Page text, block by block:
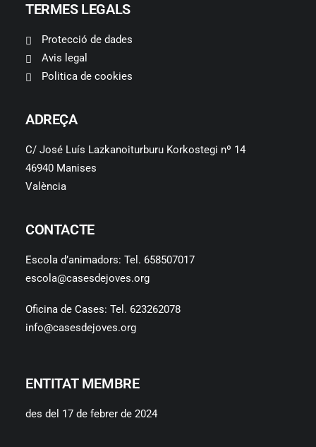
TERMES LEGALS
Protecció de dades
Avis legal
Politica de cookies
ADREÇA
C/ José Luís Lazkanoiturburu Korkostegi nº 14
46940 Manises
València
CONTACTE
Escola d’animadors: Tel. 658507017
escola@casesdejoves.org
Oficina de Cases: Tel. 623262078
info@casesdejoves.org
ENTITAT MEMBRE
des del 17 de febrer de 2024